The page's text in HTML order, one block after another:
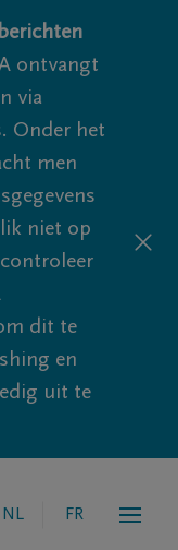
ontvangt
via
Onder het
men
niet op
dit te
en
uit te
NL FR